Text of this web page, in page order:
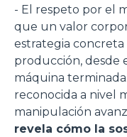
- El respeto por el
que un valor
estrategia concreta
producción, desde
máquina
reconocida a nivel
manipulación
revela cómo la